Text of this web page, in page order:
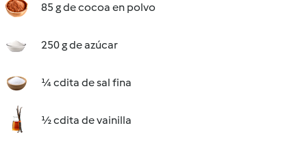
85 g de cocoa en polvo
250 g de azúcar
¼ cdita de sal fina
½ cdita de vainilla